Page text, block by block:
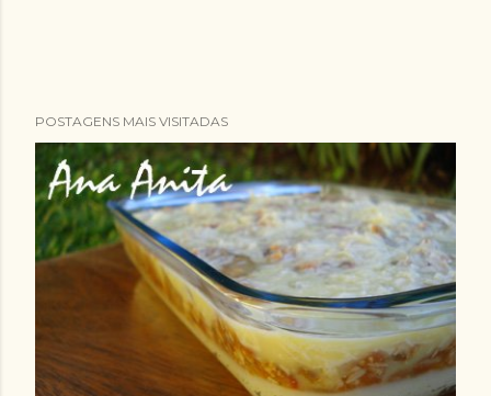
POSTAGENS MAIS VISITADAS